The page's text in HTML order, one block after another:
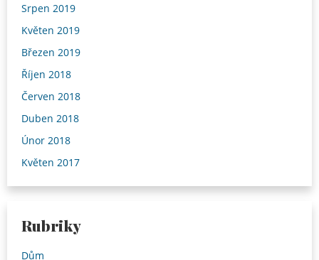
Srpen 2019
Květen 2019
Březen 2019
Říjen 2018
Červen 2018
Duben 2018
Únor 2018
Květen 2017
Rubriky
Dům